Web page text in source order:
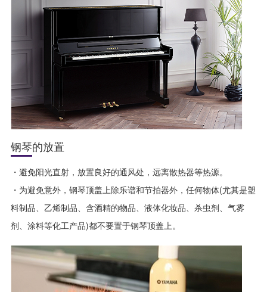
钢琴的放置
・避免阳光直射，放置良好的通风处，远离散热器等热源。
・为避免意外，钢琴顶盖上除乐谱和节拍器外，任何物体(尤其是塑
料制品、乙烯制品、含酒精的物品、液体化妆品、杀虫剂、气雾
剂、涂料等化工产品)都不要置于钢琴顶盖上。